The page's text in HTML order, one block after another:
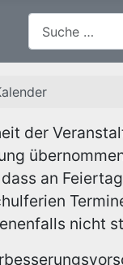
der
an
nicht